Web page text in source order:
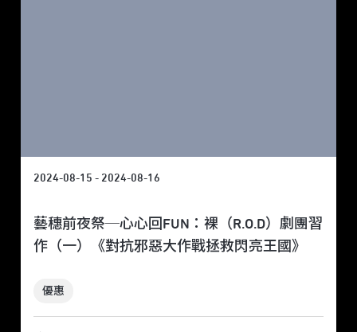
2024-08-15 - 2024-08-16
藝穗前夜祭─心心回FUN：裸（R.O.D）劇團習
作（一）《對抗邪惡大作戰拯救閃亮王國》
優惠